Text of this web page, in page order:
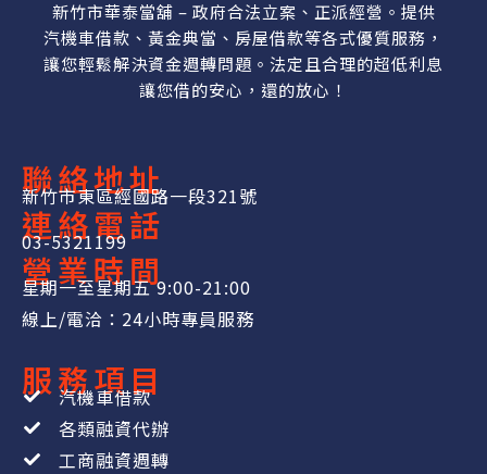
新竹市華泰當舖 – 政府合法立案、正派經營。提供
汽機車借款、黃金典當、房屋借款等各式優質服務，
讓您輕鬆解決資金週轉問題。法定且合理的超低利息
讓您借的安心，還的放心！
聯絡地址
新竹市東區經國路一段321號
連絡電話
03-5321199
營業時間
星期一至星期五 9:00-21:00
線上/電洽：24小時專員服務
服務項目
汽機車借款
各類融資代辦
工商融資週轉